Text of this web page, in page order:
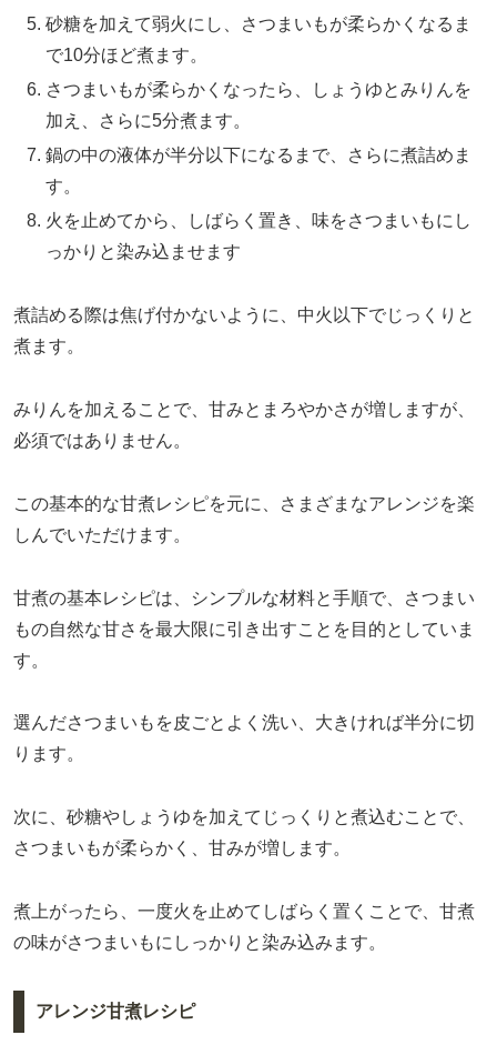
砂糖を加えて弱火にし、さつまいもが柔らかくなるま
で10分ほど煮ます。
さつまいもが柔らかくなったら、しょうゆとみりんを
加え、さらに5分煮ます。
鍋の中の液体が半分以下になるまで、さらに煮詰めま
す。
火を止めてから、しばらく置き、味をさつまいもにし
っかりと染み込ませます
煮詰める際は焦げ付かないように、中火以下でじっくりと
煮ます。
みりんを加えることで、甘みとまろやかさが増しますが、
必須ではありません。
この基本的な甘煮レシピを元に、さまざまなアレンジを楽
しんでいただけます。
甘煮の基本レシピは、シンプルな材料と手順で、さつまい
もの自然な甘さを最大限に引き出すことを目的としていま
す。
選んださつまいもを皮ごとよく洗い、大きければ半分に切
ります。
次に、砂糖やしょうゆを加えてじっくりと煮込むことで、
さつまいもが柔らかく、甘みが増します。
煮上がったら、一度火を止めてしばらく置くことで、甘煮
の味がさつまいもにしっかりと染み込みます。
アレンジ甘煮レシピ